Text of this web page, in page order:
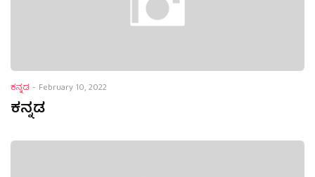
ಕನ್ನಡ - February 10, 2022
ಕನ್ನಡ